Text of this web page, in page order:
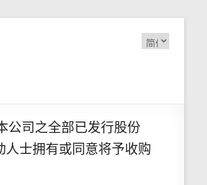
选
择
公司之全部已发行股份
士拥有或同意将予收购